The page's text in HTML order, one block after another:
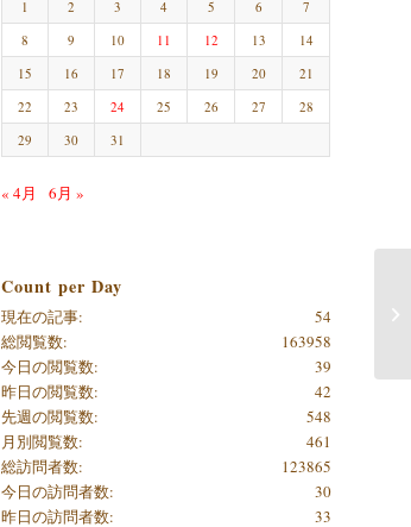
1 2 3 4 5 6
7
8
9 10 11 12 13
14
15
16 17 18 19 20
21
22
23 24 25 26 27
28
29
30 31
« 4月 6月 »
Count per Day
54
現在の記事:
163958
総閲覧数:
39
今日の閲覧数:
42
昨日の閲覧数:
548
先週の閲覧数:
461
月別閲覧数:
123865
総訪問者数:
30
今日の訪問者数:
33
昨日の訪問者数: